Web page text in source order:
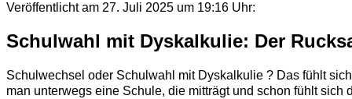
Veröffentlicht am 27. Juli 2025 um 19:16 Uhr:
Schulwahl mit Dyskalkulie: Der
Schulwechsel oder Schulwahl mit Dyskalkulie ? Das fühlt
man unterwegs eine Schule, die mitträgt und schon fühlt sich